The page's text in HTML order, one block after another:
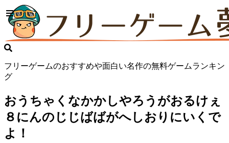
フリーゲームのおすすめや面白い名作の無料ゲームランキン
グ
おうちゃくなかかしやろうがおるけぇ
８にんのじじばばがへしおりにいくで
よ！